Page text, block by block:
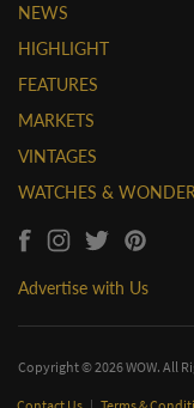
NEWS
HIGHLIGHT
FEATURES
MARKETS
VINTAGES
WATCHES &
Advertise with Us
Copyright © 2026 WOW. All